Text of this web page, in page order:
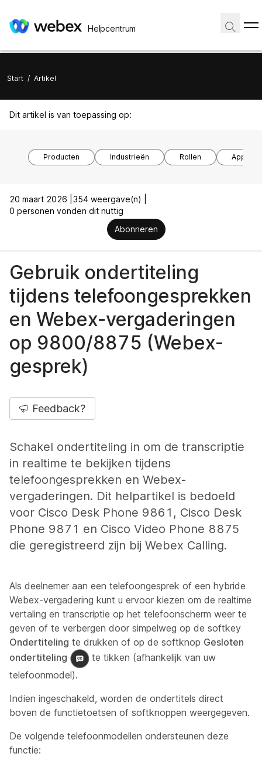
Helpcentrum
Start / Artikel
Dit artikel is van toepassing op:
Producten Industrieën Rollen
20 maart 2026 | 354 weergave(n) |
0 personen vonden dit nuttig
Abonneren
Gebruik ondertiteling
tijdens telefoongesprekken
en Webex-vergaderingen
op 9800/8875 (Webex-
gesprek)
Feedback?
Schakel ondertiteling in om de transcriptie
in realtime te bekijken tijdens
telefoongesprekken en Webex-
vergaderingen. Dit helpartikel is bedoeld
voor Cisco Desk Phone 9861, Cisco Desk
Phone 9871 en Cisco Video Phone 8875
die geregistreerd zijn bij Webex Calling.
Als deelnemer aan een telefoongesprek of een hybride
Webex-vergadering kunt u ervoor kiezen om de realtime
vertaling en transcriptie op het telefoonscherm weer te
geven of te verbergen door simpelweg op de softkey
Ondertiteling te drukken of op de softknop Gesloten
ondertiteling
te tikken (afhankelijk van uw
telefoonmodel).
Indien ingeschakeld, worden de ondertitels direct
boven de functietoetsen of softknoppen weergegeven.
De volgende telefoonmodellen ondersteunen deze
functie: